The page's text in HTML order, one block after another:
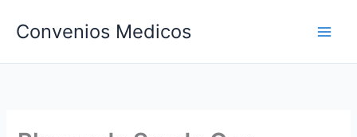
para
conteúdo
Convenios Medicos